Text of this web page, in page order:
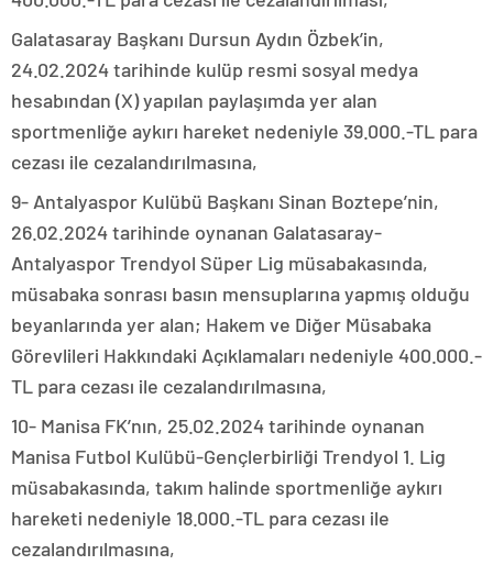
Galatasaray Başkanı Dursun Aydın Özbek’in,
24.02.2024 tarihinde kulüp resmi sosyal medya
hesabından (X) yapılan paylaşımda yer alan
sportmenliğe aykırı hareket nedeniyle 39.000.-TL para
cezası ile cezalandırılmasına,
9- Antalyaspor Kulübü Başkanı Sinan Boztepe’nin,
26.02.2024 tarihinde oynanan Galatasaray-
Antalyaspor Trendyol Süper Lig müsabakasında,
müsabaka sonrası basın mensuplarına yapmış olduğu
beyanlarında yer alan; Hakem ve Diğer Müsabaka
Görevlileri Hakkındaki Açıklamaları nedeniyle 400.000.-
TL para cezası ile cezalandırılmasına,
10- Manisa FK’nın, 25.02.2024 tarihinde oynanan
Manisa Futbol Kulübü-Gençlerbirliği Trendyol 1. Lig
müsabakasında, takım halinde sportmenliğe aykırı
hareketi nedeniyle 18.000.-TL para cezası ile
cezalandırılmasına,